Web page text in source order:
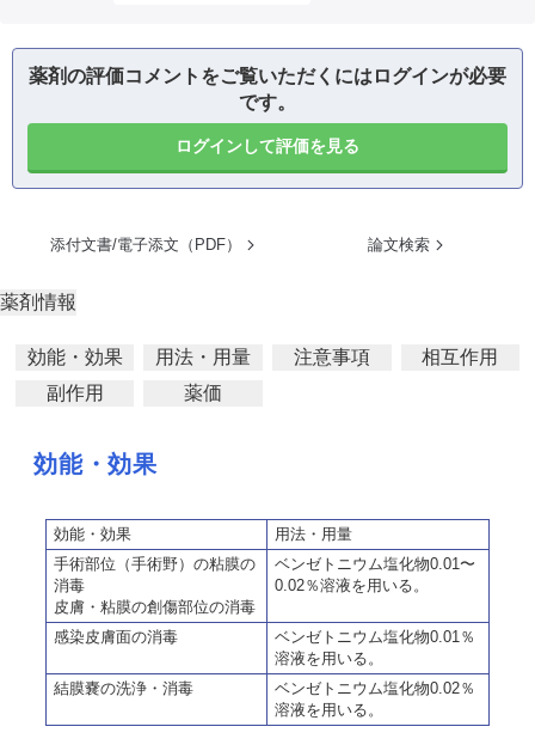
薬剤の評価コメントをご覧いただくにはログインが必要
です。
ログインして評価を見る
添付文書/電子添文（PDF） 論文検索
薬剤情報
効能・効果 用法・用量 注意事項
相互作用
副作用
薬価
効能・効果
効能・効果
用法・用量
手術部位（手術野）の粘膜の
消毒
皮膚・粘膜の創傷部位の消毒
ベンゼトニウム塩化物0.01〜
0.02％溶液を用いる。
感染皮膚面の消毒
ベンゼトニウム塩化物0.01％
溶液を用いる。
結膜嚢の洗浄・消毒
ベンゼトニウム塩化物0.02％
溶液を用いる。